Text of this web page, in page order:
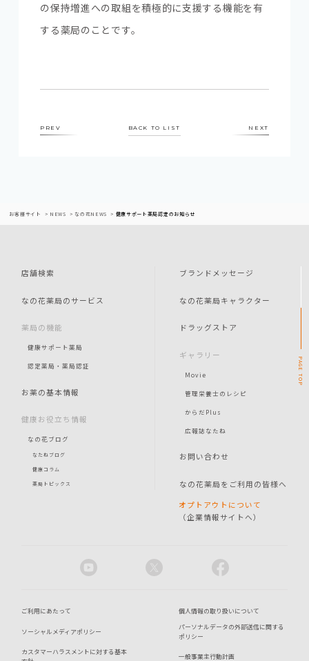
の保持増進への取組を積極的に支援する機能を有
する薬局のことです。
PREV BACK TO LIST NEXT
お客様サイト NEWS なの花NEWS 健康サポート薬局認定のお知らせ
店舗検索
なの花薬局のサービス
薬局の機能
健康サポート薬局
認定薬局・薬局認証
お薬の基本情報
健康お役立ち情報
なの花ブログ
なたねブログ
健康コラム
薬局トピックス
ブランドメッセージ
なの花薬局キャラクター
ドラッグストア
ギャラリー
Movie
管理栄養士のレシピ
からだPlus
広報誌なたね
お問い合わせ
なの花薬局をご利用の皆様へ
オプトアウトについて
（企業情報サイトへ）
ご利用にあたって 個人情報の取り扱いについて
ソーシャルメディアポリシー
パーソナルデータの外部送信に関する
ポリシー
カスタマーハラスメントに対する基本
一般事業主行動計画
PAGE
TOP